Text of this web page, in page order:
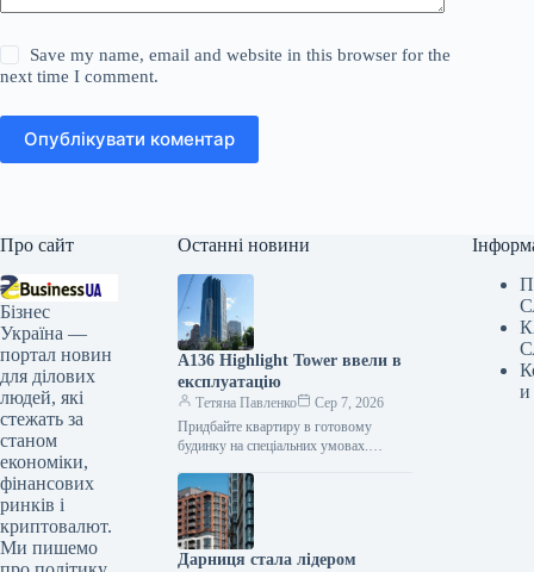
Save my name, email and website in this browser for the
next time I comment.
Опублікувати коментар
Про сайт
Бізнес
Україна —
портал новин
для ділових
людей, які
стежать за
станом
економіки,
фінансових
ринків і
криптовалют.
Ми пишемо
Останні новини
A136 Highlight Tower ввели в
експлуатацію
Тетяна Павленко
Сер 7, 2026
Придбайте квартиру в готовому
будинку на спеціальних умовах.
паркінг — зі знижкою до 7%;…
Дарниця стала лідером
и